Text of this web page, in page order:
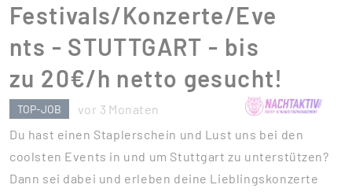
Festivals/Konzerte/Eve
nts - STUTTGART - bis
zu 20€/h netto gesucht!
TOP-JOB
vor 3 Monaten
Du hast einen Staplerschein und Lust uns bei den
coolsten Events in und um Stuttgart zu unterstützen?
Dann sei dabei und erleben deine Lieblingskonzerte